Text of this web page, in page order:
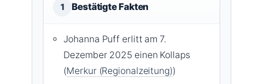
1 Bestätigte Fakten
Johanna Puff erlitt am 7.
Dezember 2025 einen Kollaps
(Merkur (Regionalzeitung))